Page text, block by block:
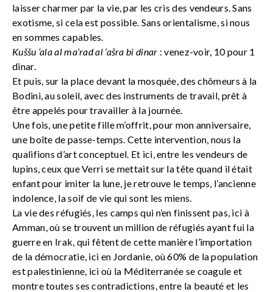
laisser charmer par la vie, par les cris des vendeurs. Sans
exotisme, si cela est possible. Sans orientalisme, si nous
en sommes capables.
Kuššu ‘ala al ma’rad al ‘ašra bi dinar : venez-voir, 10 pour 1
dinar.
Et puis, sur la place devant la mosquée, des chômeurs à la
Bodini, au soleil, avec des instruments de travail, prêt à
être appelés pour travailler à la journée.
Une fois, une petite fille m’offrit, pour mon anniversaire,
une boîte de passe-temps. Cette intervention, nous la
qualifions d’art conceptuel. Et ici, entre les vendeurs de
lupins, ceux que Verri se mettait sur la tête quand il était
enfant pour imiter la lune, je retrouve le temps, l’ancienne
indolence, la soif de vie qui sont les miens.
La vie des réfugiés, les camps qui n’en finissent pas, ici à
Amman, où se trouvent un million de réfugiés ayant fui la
guerre en Irak, qui fêtent de cette manière l’importation
de la démocratie, ici en Jordanie, où 60% de la population
est palestinienne, ici où la Méditerranée se coagule et
montre toutes ses contradictions, entre la beauté et les